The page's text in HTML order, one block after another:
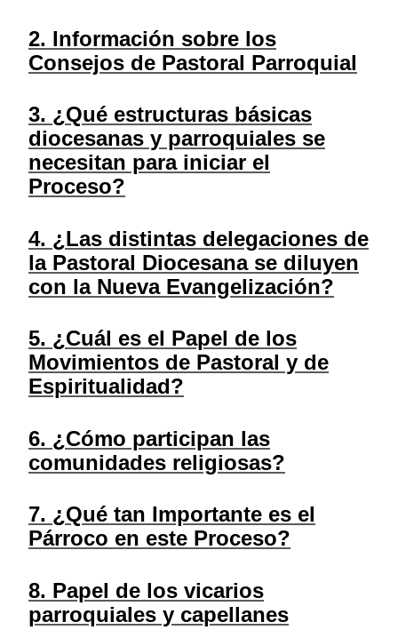
2. Información sobre los
Consejos de Pastoral Parroquial
3. ¿Qué estructuras básicas
diocesanas y parroquiales se
necesitan para iniciar el
Proceso?
4. ¿Las distintas delegaciones de
la Pastoral Diocesana se diluyen
con la Nueva Evangelización?
5. ¿Cuál es el Papel de los
Movimientos de Pastoral y de
Espiritualidad?
6. ¿Cómo participan las
comunidades religiosas?
7. ¿Qué tan Importante es el
Párroco en este Proceso?
8. Papel de los vicarios
parroquiales y capellanes